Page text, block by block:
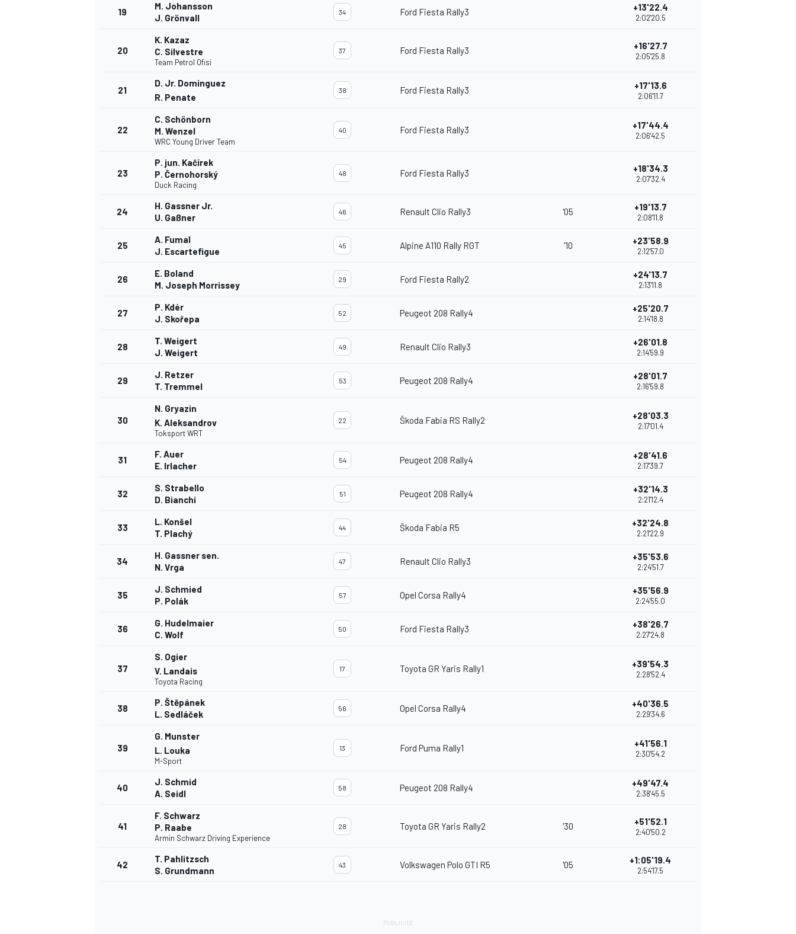
AUTRES CHAMPIONNATS
19
M. Johansson
J. Grönvall
34 Ford Fiesta Rally3 +13'22.4
2:02'20.5
20
K. Kazaz
C. Silvestre
Team Petrol Ofisi
37 Ford Fiesta Rally3 +16'27.7
2:05'25.8
21
D. Jr. Dominguez
R. Penate
38 Ford Fiesta Rally3 +17'13.6
2:06'11.7
22
C. Schönborn
M. Wenzel
WRC Young Driver Team
40 Ford Fiesta Rally3 +17'44.4
2:06'42.5
23
P. jun. Kačírek
P. Černohorský
Duck Racing
48 Ford Fiesta Rally3 +18'34.3
2:07'32.4
24
H. Gassner Jr.
U. Gaßner
46 Renault Clio Rally3 '05 +19'13.7
2:08'11.8
25
A. Fumal
J. Escartefigue
45 Alpine A110 Rally RGT '10 +23'58.9
2:12'57.0
26
E. Boland
M. Joseph Morrissey
29 Ford Fiesta Rally2 +24'13.7
2:13'11.8
27
P. Kdér
J. Skořepa
52 Peugeot 208 Rally4 +25'20.7
2:14'18.8
28
T. Weigert
J. Weigert
49 Renault Clio Rally3 +26'01.8
2:14'59.9
29
J. Retzer
T. Tremmel
53 Peugeot 208 Rally4 +28'01.7
2:16'59.8
30
N. Gryazin
K. Aleksandrov
Toksport WRT
22 Škoda Fabia RS Rally2 +28'03.3
2:17'01.4
31
F. Auer
E. Irlacher
54 Peugeot 208 Rally4 +28'41.6
2:17'39.7
32
S. Strabello
D. Bianchi
51 Peugeot 208 Rally4 +32'14.3
2:21'12.4
33
L. Konšel
T. Plachý
44 Škoda Fabia R5 +32'24.8
2:21'22.9
34
H. Gassner sen.
N. Vrga
47 Renault Clio Rally3 +35'53.6
2:24'51.7
35
J. Schmied
P. Polák
57 Opel Corsa Rally4 +35'56.9
2:24'55.0
36
G. Hudelmaier
C. Wolf
50 Ford Fiesta Rally3 +38'26.7
2:27'24.8
37
S. Ogier
V. Landais
Toyota Racing
17 Toyota GR Yaris Rally1 +39'54.3
2:28'52.4
38
P. Štěpánek
L. Sedláček
56 Opel Corsa Rally4 +40'36.5
2:29'34.6
39
G. Munster
L. Louka
M-Sport
13 Ford Puma Rally1 +41'56.1
2:30'54.2
40
J. Schmid
A. Seidl
58 Peugeot 208 Rally4 +49'47.4
2:38'45.5
41
F. Schwarz
P. Raabe
Armin Schwarz Driving Experience
28 Toyota GR Yaris Rally2 '30 +51'52.1
2:40'50.2
42
T. Pahlitzsch
S. Grundmann
43 Volkswagen Polo GTI R5 '05 +1:05'19.4
2:54'17.5